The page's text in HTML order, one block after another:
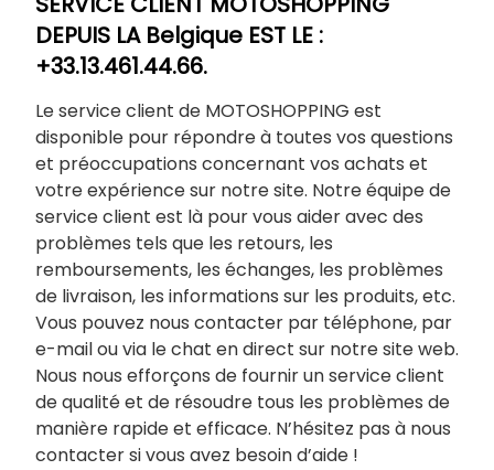
DEPUIS LA Belgique EST LE :
+33.13.461.44.66.
Le service client de MOTOSHOPPING est
disponible pour répondre à toutes vos questions
et préoccupations concernant vos achats et
votre expérience sur notre site. Notre équipe de
service client est là pour vous aider avec des
problèmes tels que les retours, les
remboursements, les échanges, les problèmes
de livraison, les informations sur les produits, etc.
Vous pouvez nous contacter par téléphone, par
e-mail ou via le chat en direct sur notre site web.
Nous nous efforçons de fournir un service client
de qualité et de résoudre tous les problèmes de
manière rapide et efficace. N’hésitez pas à nous
contacter si vous avez besoin d’aide !